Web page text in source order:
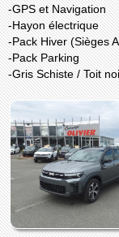
-GPS et Navigation
-Hayon électrique
-Pack Hiver (Sièges
-Pack Parking
-Gris Schiste / Toit